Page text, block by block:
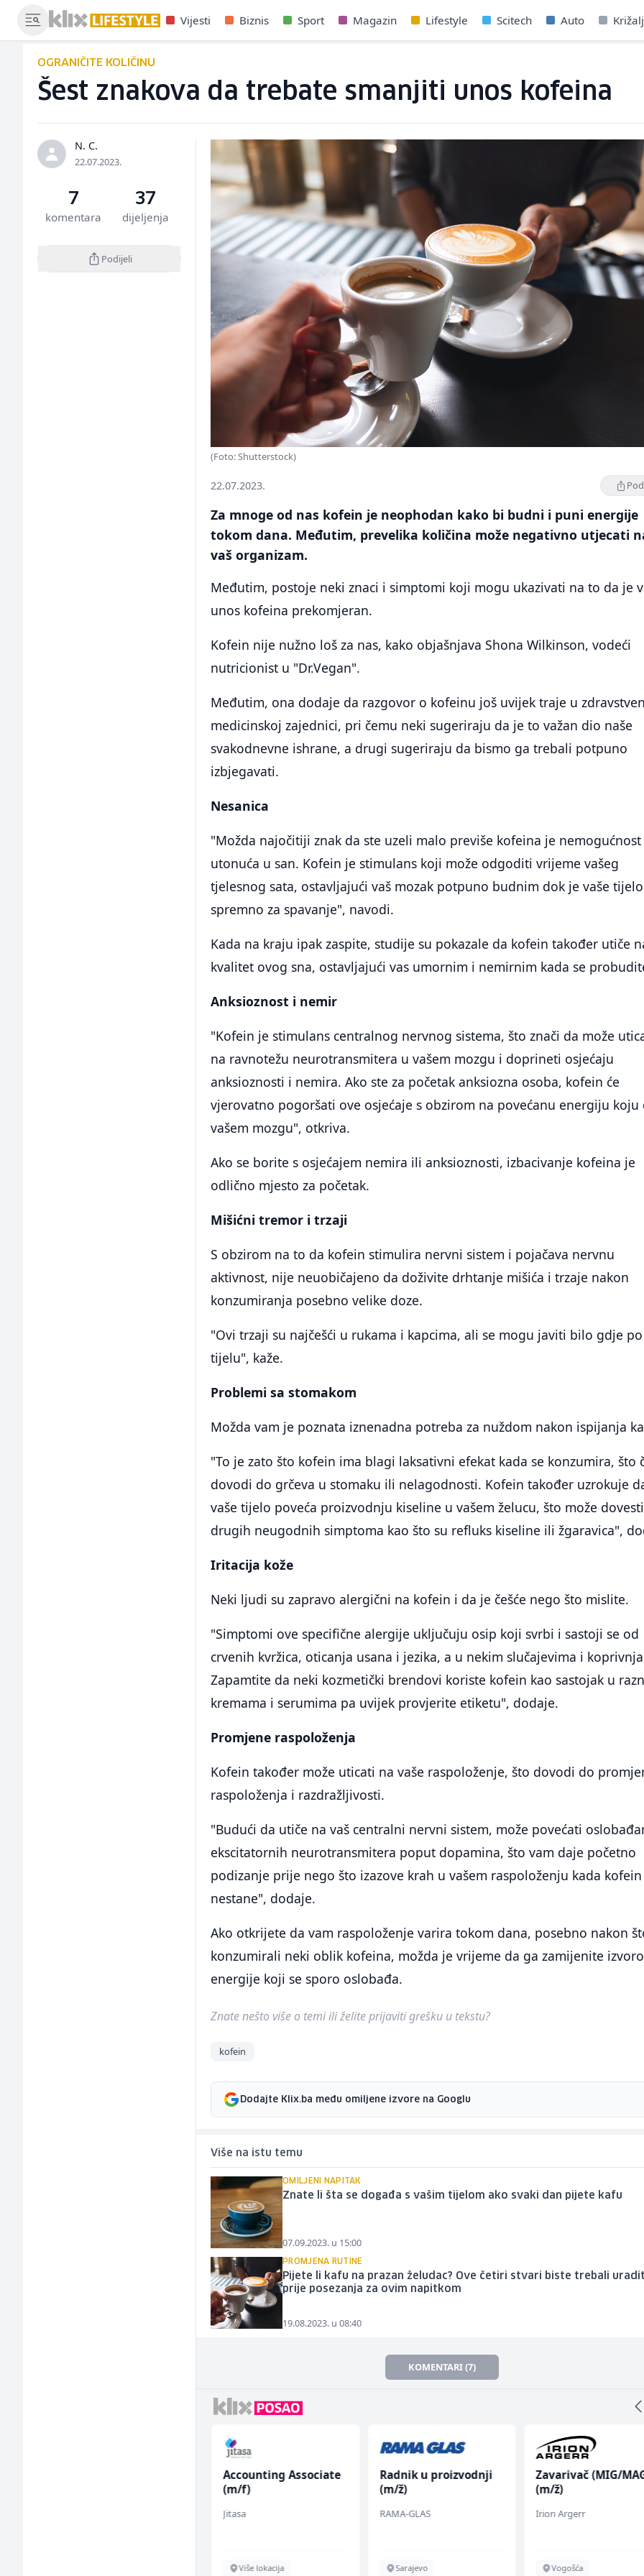
Vijesti Biznis Sport Magazin Lifestyle Scitech Auto
OGRANIČITE KOLIČINU
Šest znakova da trebate smanjiti unos kofeina
N. C.
22.07.2023.
7
komentara
37
dijeljenja
Podijeli
(Foto: Shutterstock)
22.07.2023.
Za mnoge od nas kofein je neophodan kako bi budni i puni energije
tokom dana. Međutim, prevelika količina može negativno utjecati
vaš organizam.
Međutim, postoje neki znaci i simptomi koji mogu ukazivati ​​na to da je
unos kofeina prekomjeran.
Kofein nije nužno loš za nas, kako objašnjava Shona Wilkinson, vodeći
nutricionist u "Dr.Vegan".
Međutim, ona dodaje da razgovor o kofeinu još uvijek traje u
medicinskoj zajednici, pri čemu neki sugeriraju da je to važan dio naše
svakodnevne ishrane, a drugi sugeriraju da bismo ga trebali potpuno
izbjegavati.
Nesanica
"Možda najočitiji znak da ste uzeli malo previše kofeina je nemogućnost
utonuća u san. Kofein je stimulans koji može odgoditi vrijeme vašeg
tjelesnog sata, ostavljajući vaš mozak potpuno budnim dok je vaše tijelo
spremno za spavanje", navodi.
Kada na kraju ipak zaspite, studije su pokazale da kofein također utiče
kvalitet ovog sna, ostavljajući vas umornim i nemirnim kada se
Anksioznost i nemir
"Kofein je stimulans centralnog nervnog sistema, što znači da može
na ravnotežu neurotransmitera u vašem mozgu i doprineti osjećaju
anksioznosti i nemira. Ako ste za početak anksiozna osoba, kofein će
vjerovatno pogoršati ove osjećaje s obzirom na povećanu energiju koju
vašem mozgu", otkriva.
Ako se borite s osjećajem nemira ili anksioznosti, izbacivanje kofeina je
odlično mjesto za početak.
Mišićni tremor i trzaji
S obzirom na to da kofein stimulira nervni sistem i pojačava nervnu
aktivnost, nije neuobičajeno da doživite drhtanje mišića i trzaje nakon
konzumiranja posebno velike doze.
"Ovi trzaji su najčešći u rukama i kapcima, ali se mogu javiti bilo gdje po
tijelu", kaže.
Problemi sa stomakom
Možda vam je poznata iznenadna potreba za nuždom nakon ispijanja
"To je zato što kofein ima blagi laksativni efekat kada se konzumira, što
dovodi do grčeva u stomaku ili nelagodnosti. Kofein također uzrokuje
vaše tijelo poveća proizvodnju kiseline u vašem želucu, što može
drugih neugodnih simptoma kao što su refluks kiseline ili žgaravica",
Iritacija kože
Neki ljudi su zapravo alergični na kofein i da je češće nego što mislite.
"Simptomi ove specifične alergije uključuju osip koji svrbi i sastoji se od
crvenih kvržica, oticanja usana i jezika, a u nekim slučajevima i
Zapamtite da neki kozmetički brendovi koriste kofein kao sastojak u
kremama i serumima pa uvijek provjerite etiketu", dodaje.
Promjene raspoloženja
Kofein također može uticati na vaše raspoloženje, što dovodi do
raspoloženja i razdražljivosti.
"Budući da utiče na vaš centralni nervni sistem, može povećati
ekscitatornih neurotransmitera poput dopamina, što vam daje početno
podizanje prije nego što izazove krah u vašem raspoloženju kada kofein
nestane", dodaje.
Ako otkrijete da vam raspoloženje varira tokom dana, posebno nakon
konzumirali neki oblik kofeina, možda je vrijeme da ga zamijenite
energije koji se sporo oslobađa.
Znate nešto više o temi ili želite prijaviti grešku u tekstu?
kofein
Dodajte Klix.ba među omiljene izvore na Googlu
Više na istu temu
OMILJENI NAPITAK
Znate li šta se događa s vašim tijelom ako svaki dan pijete kafu
07.09.2023. u 15:00
PROMJENA RUTINE
Pijete li kafu na prazan želudac? Ove četiri stvari biste trebali uraditi
prije posezanja za ovim napitkom
19.08.2023. u 08:40
KOMENTARI (7)
Accounting Associate
(m/f)
Jitasa
Više lokacija
Radnik u proizvodnji
(m/ž)
RAMA-GLAS
Sarajevo
Zavarivač (MIG/
(m/ž)
Irion Argerr
Vogošća